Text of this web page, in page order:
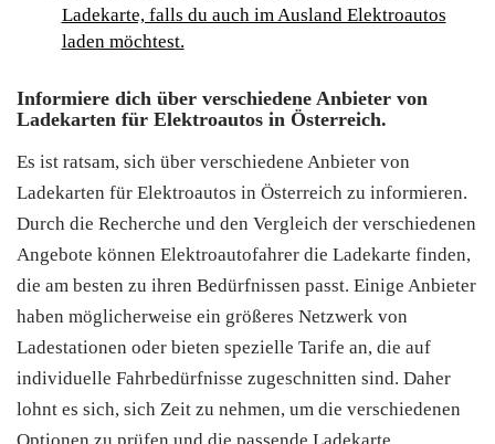
Ladekarte, falls du auch im Ausland Elektroautos
laden möchtest.
Informiere dich über verschiedene Anbieter von
Ladekarten für Elektroautos in Österreich.
Es ist ratsam, sich über verschiedene Anbieter von
Ladekarten für Elektroautos in Österreich zu informieren.
Durch die Recherche und den Vergleich der verschiedenen
Angebote können Elektroautofahrer die Ladekarte finden,
die am besten zu ihren Bedürfnissen passt. Einige Anbieter
haben möglicherweise ein größeres Netzwerk von
Ladestationen oder bieten spezielle Tarife an, die auf
individuelle Fahrbedürfnisse zugeschnitten sind. Daher
lohnt es sich, sich Zeit zu nehmen, um die verschiedenen
Optionen zu prüfen und die passende Ladekarte